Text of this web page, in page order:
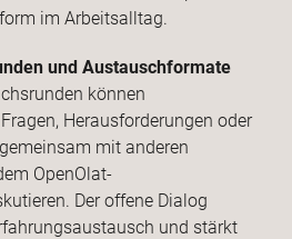
im Arbeitsalltag.
und Austauschformate
können
Herausforderungen oder
mit anderen
OpenOlat-
Der offene Dialog
und stärkt